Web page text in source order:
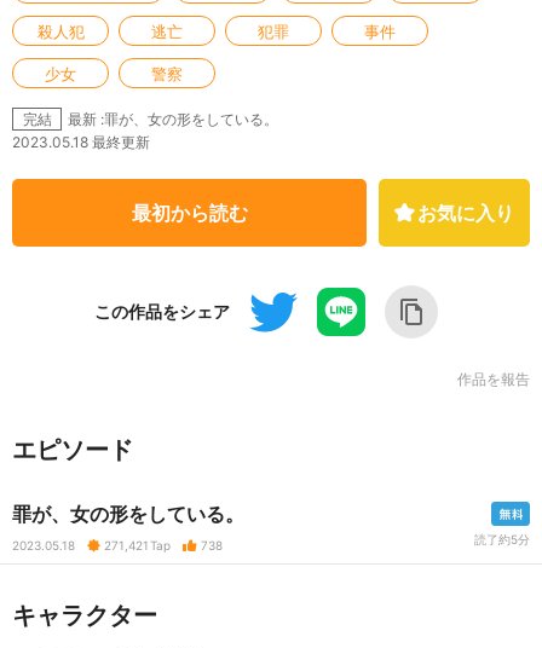
殺人犯 逃亡 犯罪 事件
少女 警察
完結
最新 :罪が、女の形をしている。
2023.05.18 最終更新
最初から読む お気に入り
この作品をシェア
作品を報告
エピソード
罪が、女の形をしている。
2023.05.18 271,421Tap 738 読了約5分
キャラクター